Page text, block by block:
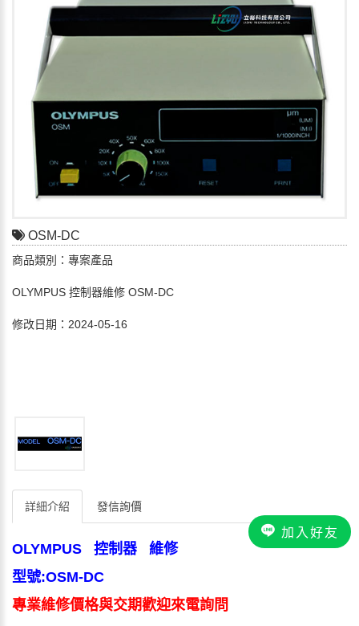
加入好友
OSM-DC
商品類別：專案產品
OLYMPUS 控制器維修 OSM-DC
修改日期：2024-05-16
詳細介紹 發信詢價
OLYMPUS 控制器 維修
型號:OSM-DC
專業維修價格與交期歡迎來電詢問